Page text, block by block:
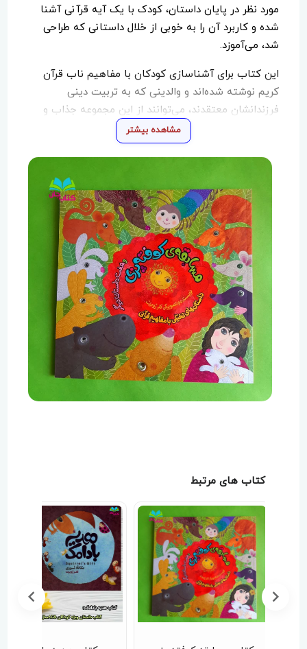
مورد نظر در پایان داستان، کودک با یک آیه قرآنی آشنا
شده و کاربرد آن را به خوبی از خلال داستانی که طراحی
شد، می‌آموزد.
این کتاب برای آشناسازی کودکان با مفاهیم ناب قرآن
کریم نوشته شده‌اند و والدینی که به تربیت دینی
فرزندانشان معتقدند، می‌توانند از این مجموعه جذاب و
ارزشمند برای آشنا کردن فرزندان خود با آمورزه‌های قرآنی
جلد مجزا منتشر شده که الان
جلد در یک مجلدمنتشرشده است.
مناسب برای کودکان۶تا۹سال
مشاهده بیشتر
کتاب های مرتبط
10 %